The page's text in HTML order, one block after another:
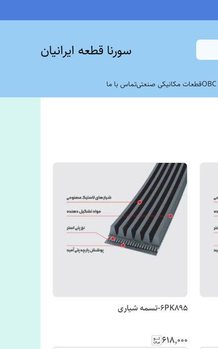
سورنا قطعه ایرانیان
قطعات مکانیکی صنعتیتماس با ما
6PK895-تسمه شیاری
۶۱۸٬۰۰۰